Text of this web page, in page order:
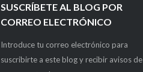
SUSCRÍBETE AL BLOG POR
CORREO ELECTRÓNICO
Introduce tu correo electrónico para
suscribirte a este blog y recibir avisos de